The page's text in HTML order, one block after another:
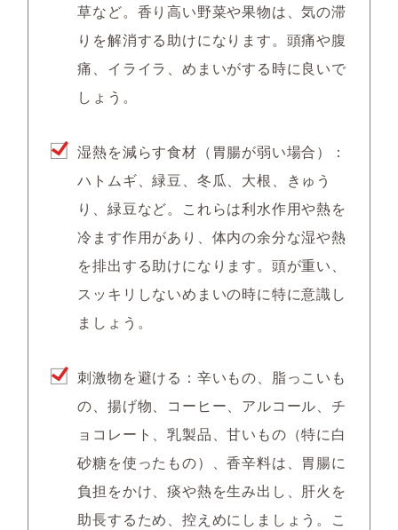
草など。香り高い野菜や果物は、気の滞
りを解消する助けになります。頭痛や腹
痛、イライラ、めまいがする時に良いで
しょう。
湿熱を減らす食材（胃腸が弱い場合）：
ハトムギ、緑豆、冬瓜、大根、きゅう
り、緑豆など。これらは利水作用や熱を
冷ます作用があり、体内の余分な湿や熱
を排出する助けになります。頭が重い、
スッキリしないめまいの時に特に意識し
ましょう。
刺激物を避ける：辛いもの、脂っこいも
の、揚げ物、コーヒー、アルコール、チ
ョコレート、乳製品、甘いもの（特に白
砂糖を使ったもの）、香辛料は、胃腸に
負担をかけ、痰や熱を生み出し、肝火を
助長するため、控えめにしましょう。こ